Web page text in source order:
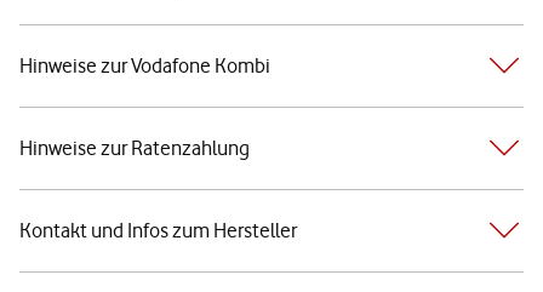
Hinweise zur Vodafone Kombi
Hinweise zur Ratenzahlung
Kontakt und Infos zum Hersteller